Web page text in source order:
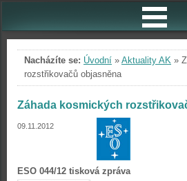
Nacházíte se: Úvodní » Aktuality AK »
rozstřikovačů objasněna
Záhada kosmických
09.11.2012
ESO 044/12 tisková zpráva